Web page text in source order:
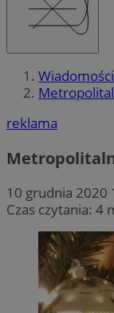
reklama
10 grudnia 2020
Czas czytania: 4